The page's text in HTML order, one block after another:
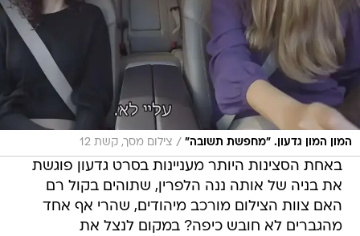
המון המון גדעון. "מחפשת תשובה" / צילום מסך, קשת 12
באחת הסצינות היותר מעניינות בסרט גדעון פוגשת
את בניה של אותה ננה הלפרין, שתוהים בקול רם
האם צוות הצילום מורכב מיהודים, שהרי אף אחד
מהגברים לא חובש כיפה? במקום לנצל את